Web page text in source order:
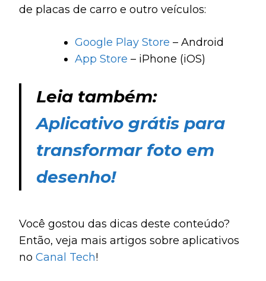
de placas de carro e outro veículos:
Google Play Store – Android
App Store – iPhone (iOS)
Leia também:
Aplicativo grátis para
transformar foto em
desenho!
Você gostou das dicas deste conteúdo?
Então, veja mais artigos sobre aplicativos
no Canal Tech!